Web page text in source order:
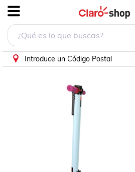
Introduce un Código Postal
Scooter Patin Eléctrico Frozen Disney